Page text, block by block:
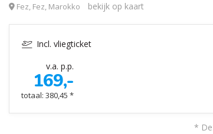
Fez, Fez, Marokko bekijk op kaart
Incl. vliegticket
v.a. p.p.
169,-
totaal: 380,45 *
*